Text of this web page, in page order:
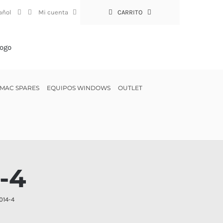
Mi cuenta CARRITO
MAC SPARES EQUIPOS WINDOWS OUTLET
4
4